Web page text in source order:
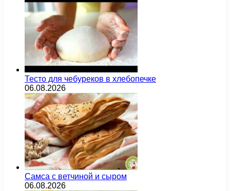
Тесто для чебуреков в хлебопечке
06.08.2026
Самса с ветчиной и сыром
06.08.2026